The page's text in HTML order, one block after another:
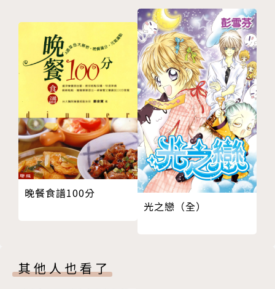
銷書的作者，被許多人奉為「跑步教父」，對健康與健
身等方面的貢獻備受推崇；同時也是《跑步世界》的醫
療編輯。席翰醫師經常四處旅行，宣揚「運動人生」的
好處。在與攝護腺癌搏鬥七年之後，於一九九三年去
世，享年七十四歲。他過世後，在美國長跑名人堂的開
幕典禮上被追贈授予喬治．席翰傳播獎（George She
ehan Media Award），為該獎項的首位受獎者。
本書的編輯安德魯•席翰（Andres Sheehan）是席翰
醫師的兒子，也是CBS電視台匹茲堡分台的調查記者。
著有《追鷹：尋找我的父親，也發現自己》（Chasing
the Hawk: Looking for My Father, Finding My Sel
譯者簡介
第 ２ 章 遊戲
01 變回小孩
02 痛苦與歡愉的混合
03 不只是健身
04 我遊戲，故我在
05 創意無所不在
第 ３ 章 找回你的日子
01 成為你該成為的那個人
02 警醒地活著
03 沒有明天
04 破釜沉舟
02 天然興奮劑
03 樂在運動
晚餐食譜100分
光之戀（全）
其他人也看了